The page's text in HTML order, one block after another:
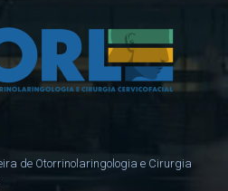
de Otorrinolaringologia e Cirurgia